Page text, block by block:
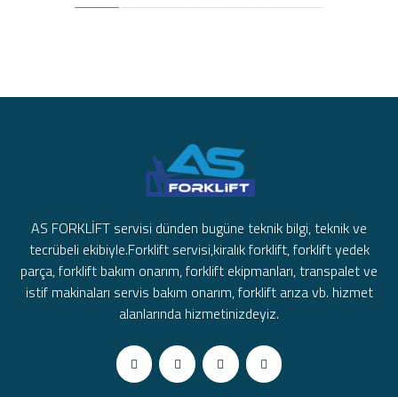
AS FORKLİFT servisi dünden bugüne teknik bilgi, teknik ve
tecrübeli ekibiyle.Forklift servisi,kiralık forklift, forklift yedek
parça, forklift bakım onarım, forklift ekipmanları, transpalet ve
istif makinaları servis bakım onarım, forklift arıza vb. hizmet
alanlarında hizmetinizdeyiz.